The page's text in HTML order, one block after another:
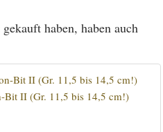
haben, haben auch
Bit II (Gr. 11,5 bis 14,5 cm!)